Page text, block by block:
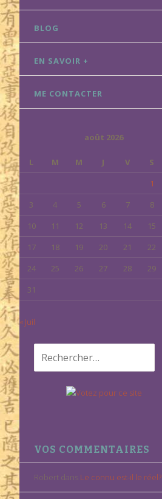
BLOG
EN SAVOIR +
ME CONTACTER
août 2026
L M M J V S
1
3
4 5 6 7 8
10
11 12 13 14 15
17
18 19 20 21 22
24
25 26 27 28 29
31
« Juil
Rechercher :
VOS COMMENTAIRES
Robert dans Le connu est-il le réel?